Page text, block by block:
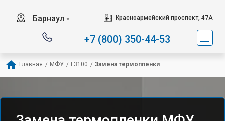
Барнаул ▼ Красноармейский проспект, 47А
+7 (800) 350-44-53
Главная / МФУ / L3100 / Замена термопленки